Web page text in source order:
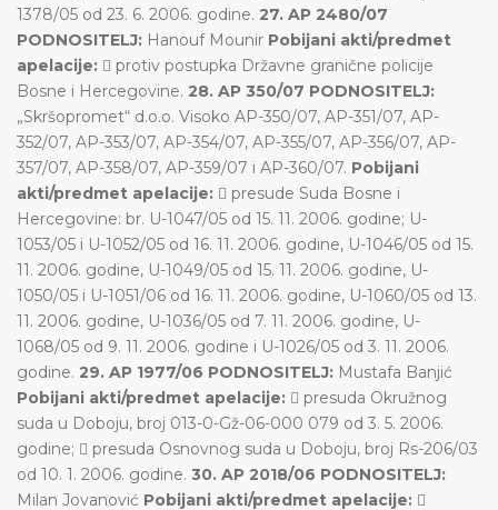
1378/05 od 23. 6. 2006. godine. 27. AP 2480/07
PODNOSITELJ: Hanouf Mounir Pobijani akti/predmet
apelacije:  protiv postupka Državne granične policije
Bosne i Hercegovine. 28. AP 350/07 PODNOSITELJ:
„Skršopromet“ d.o.o. Visoko AP-350/07, AP-351/07, AP-
352/07, AP-353/07, AP-354/07, AP-355/07, AP-356/07, AP-
357/07, AP-358/07, AP-359/07 i AP-360/07. Pobijani
akti/predmet apelacije:  presude Suda Bosne i
Hercegovine: br. U-1047/05 od 15. 11. 2006. godine; U-
1053/05 i U-1052/05 od 16. 11. 2006. godine, U-1046/05 od 15.
11. 2006. godine, U-1049/05 od 15. 11. 2006. godine, U-
1050/05 i U-1051/06 od 16. 11. 2006. godine, U-1060/05 od 13.
11. 2006. godine, U-1036/05 od 7. 11. 2006. godine, U-
1068/05 od 9. 11. 2006. godine i U-1026/05 od 3. 11. 2006.
godine. 29. AP 1977/06 PODNOSITELJ: Mustafa Banjić
Pobijani akti/predmet apelacije:  presuda Okružnog
suda u Doboju, broj 013-0-Gž-06-000 079 od 3. 5. 2006.
godine;  presuda Osnovnog suda u Doboju, broj Rs-206/03
od 10. 1. 2006. godine. 30. AP 2018/06 PODNOSITELJ:
Milan Jovanović Pobijani akti/predmet apelacije: 